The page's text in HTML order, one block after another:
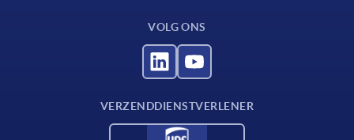
VOLG ONS
VERZENDDIENSTVERLENER